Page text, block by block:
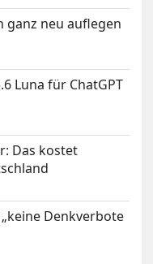
ganz neu auflegen
Luna für ChatGPT
Das kostet
Denkverbote